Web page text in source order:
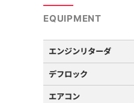
EQUIPMENT
エンジンリターダ
デフロック
エアコン